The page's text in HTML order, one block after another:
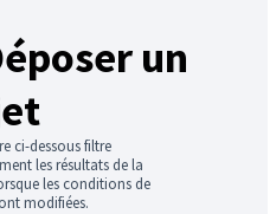
un
ci-dessous filtre
les résultats de la
les conditions de
modifiées.